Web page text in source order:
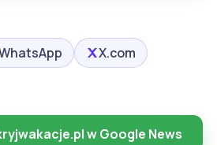
X.com
w Google News